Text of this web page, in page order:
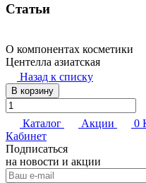
Статьи
О компонентах косметики
Центелла азиатская
Назад к списку
В корзину
Каталог Акции 0
Кабинет
Подписаться
на новости и акции